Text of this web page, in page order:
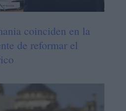
coinciden en la
de reformar el